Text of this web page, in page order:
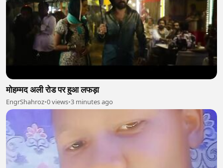
मोहम्मद अली रोड पर हुआ लफड़ा
EngrShahroz•0 views•3 minutes ago